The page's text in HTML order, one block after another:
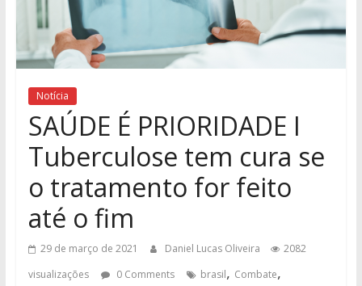
Notícia
SAÚDE É PRIORIDADE I
Tuberculose tem cura se
o tratamento for feito
até o fim
29 de março de 2021 Daniel Lucas Oliveira
2082
visualizações
0 Comments brasil, Combate,